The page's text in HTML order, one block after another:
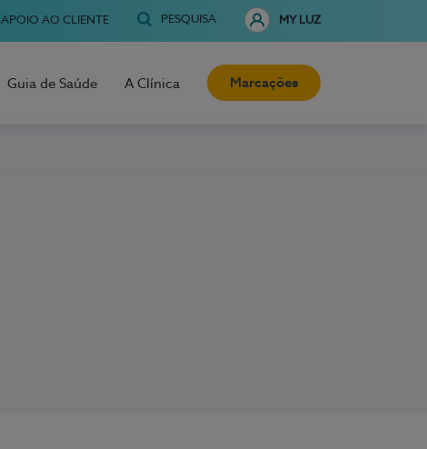
APOIO AO CLIENTE PESQUISA MY LUZ
Guia de Saúde A Clínica Marcações